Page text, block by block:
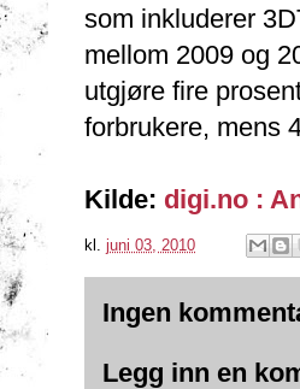
som inkluderer
mellom 2009 og
utgjøre fire
forbrukere, mens
Kilde: digi.no :
kl. juni 03, 2010
Ingen
Legg inn en